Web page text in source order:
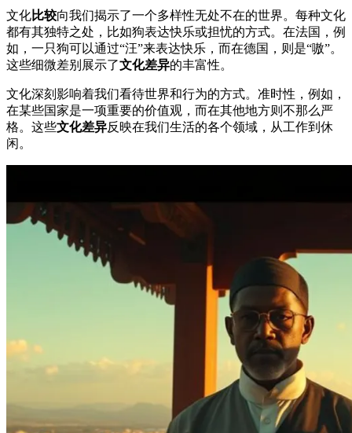
文化比较向我们揭示了一个多样性无处不在的世界。每种文化
都有其独特之处，比如狗表达快乐或担忧的方式。在法国，例
如，一只狗可以通过“汪”来表达快乐，而在德国，则是“嗷”。
这些细微差别展示了文化差异的丰富性。
文化深刻影响着我们看待世界和行为的方式。准时性，例如，
在某些国家是一项重要的价值观，而在其他地方则不那么严
格。这些文化差异反映在我们生活的各个领域，从工作到休
闲。